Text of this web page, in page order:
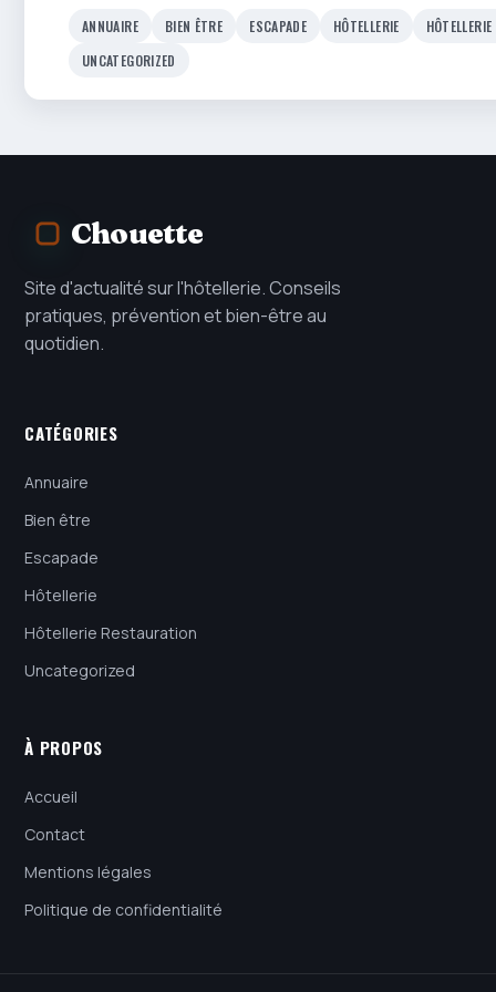
ANNUAIRE BIEN ÊTRE ESCAPADE HÔTELLERIE
UNCATEGORIZED
Chouette
Site d'actualité sur l'hôtellerie. Conseils
pratiques, prévention et bien-être au
quotidien.
CATÉGORIES
Annuaire
Bien être
Escapade
Hôtellerie
Hôtellerie Restauration
Uncategorized
À PROPOS
Accueil
Contact
Mentions légales
Politique de confidentialité